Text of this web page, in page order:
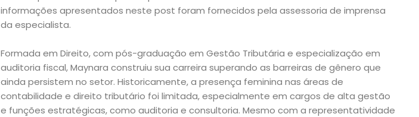
informações apresentados neste post foram fornecidos pela assessoria de imprensa
da especialista.
Formada em Direito, com pós-graduação em Gestão Tributária e especialização em
auditoria fiscal, Maynara construiu sua carreira superando as barreiras de gênero que
ainda persistem no setor. Historicamente, a presença feminina nas áreas de
contabilidade e direito tributário foi limitada, especialmente em cargos de alta gestão
e funções estratégicas, como auditoria e consultoria. Mesmo com a representatividade